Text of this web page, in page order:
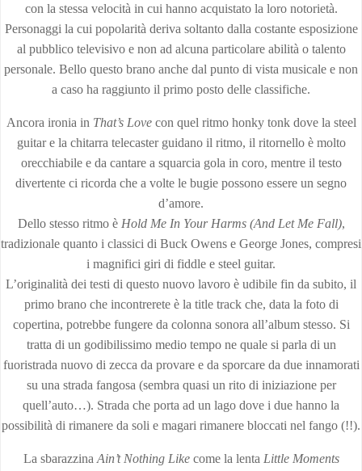
con la stessa velocità in cui hanno acquistato la loro notorietà.
Personaggi la cui popolarità deriva soltanto dalla costante esposizione
al pubblico televisivo e non ad alcuna particolare abilità o talento
personale. Bello questo brano anche dal punto di vista musicale e non
a caso ha raggiunto il primo posto delle classifiche.
Ancora ironia in That’s Lovecon quel ritmo honky tonk dove la steel
guitar e la chitarra telecaster guidano il ritmo, il ritornello è molto
orecchiabile e da cantare a squarcia gola in coro, mentre il testo
divertente ci ricorda che a volte le bugie possono essere un segno
d’amore.
Dello stesso ritmo èHold Me In Your Harms (And Let Me Fall),
tradizionale quanto i classici di Buck Owens e George Jones, compresi
i magnifici giri di fiddle e steel guitar.
L’originalità dei testi di questo nuovo lavoro è udibile fin da subito, il
primo brano che incontrerete è la title track che, data la foto di
copertina, potrebbe fungere da colonna sonora all’album stesso. Si
tratta di un godibilissimo medio tempo ne quale si parla di un
fuoristrada nuovo di zecca da provare e da sporcare da due innamorati
su una strada fangosa (sembra quasi un rito di iniziazione per
quell’auto…). Strada che porta ad un lago dove i due hanno la
possibilità di rimanere da soli e magari rimanere bloccati nel fango (!!).
La sbarazzina Ain’t Nothing Like come la lenta Little Moments